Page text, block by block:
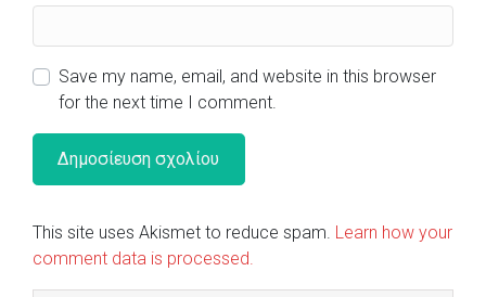
Save my name, email, and website in this browser
for the next time I comment.
This site uses Akismet to reduce spam. Learn how your
comment data is processed.